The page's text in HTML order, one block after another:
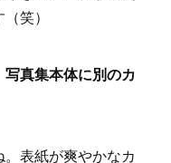
笑）
真集本体に別のカ
表紙が爽やかなカ